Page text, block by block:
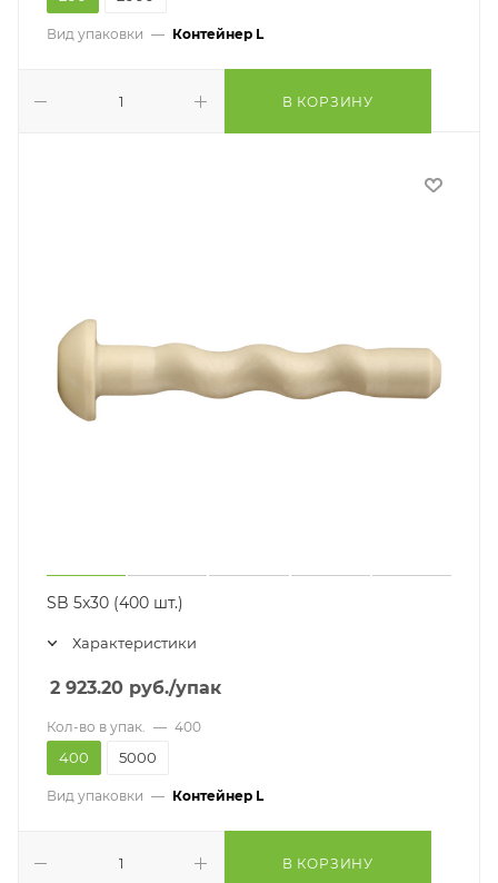
Вид упаковки — Контейнер L
В КОРЗИНУ
SB 5x30 (400 шт.)
Характеристики
2 923.20 руб./упак
Кол-во в упак. — 400
400 5000
Вид упаковки — Контейнер L
В КОРЗИНУ